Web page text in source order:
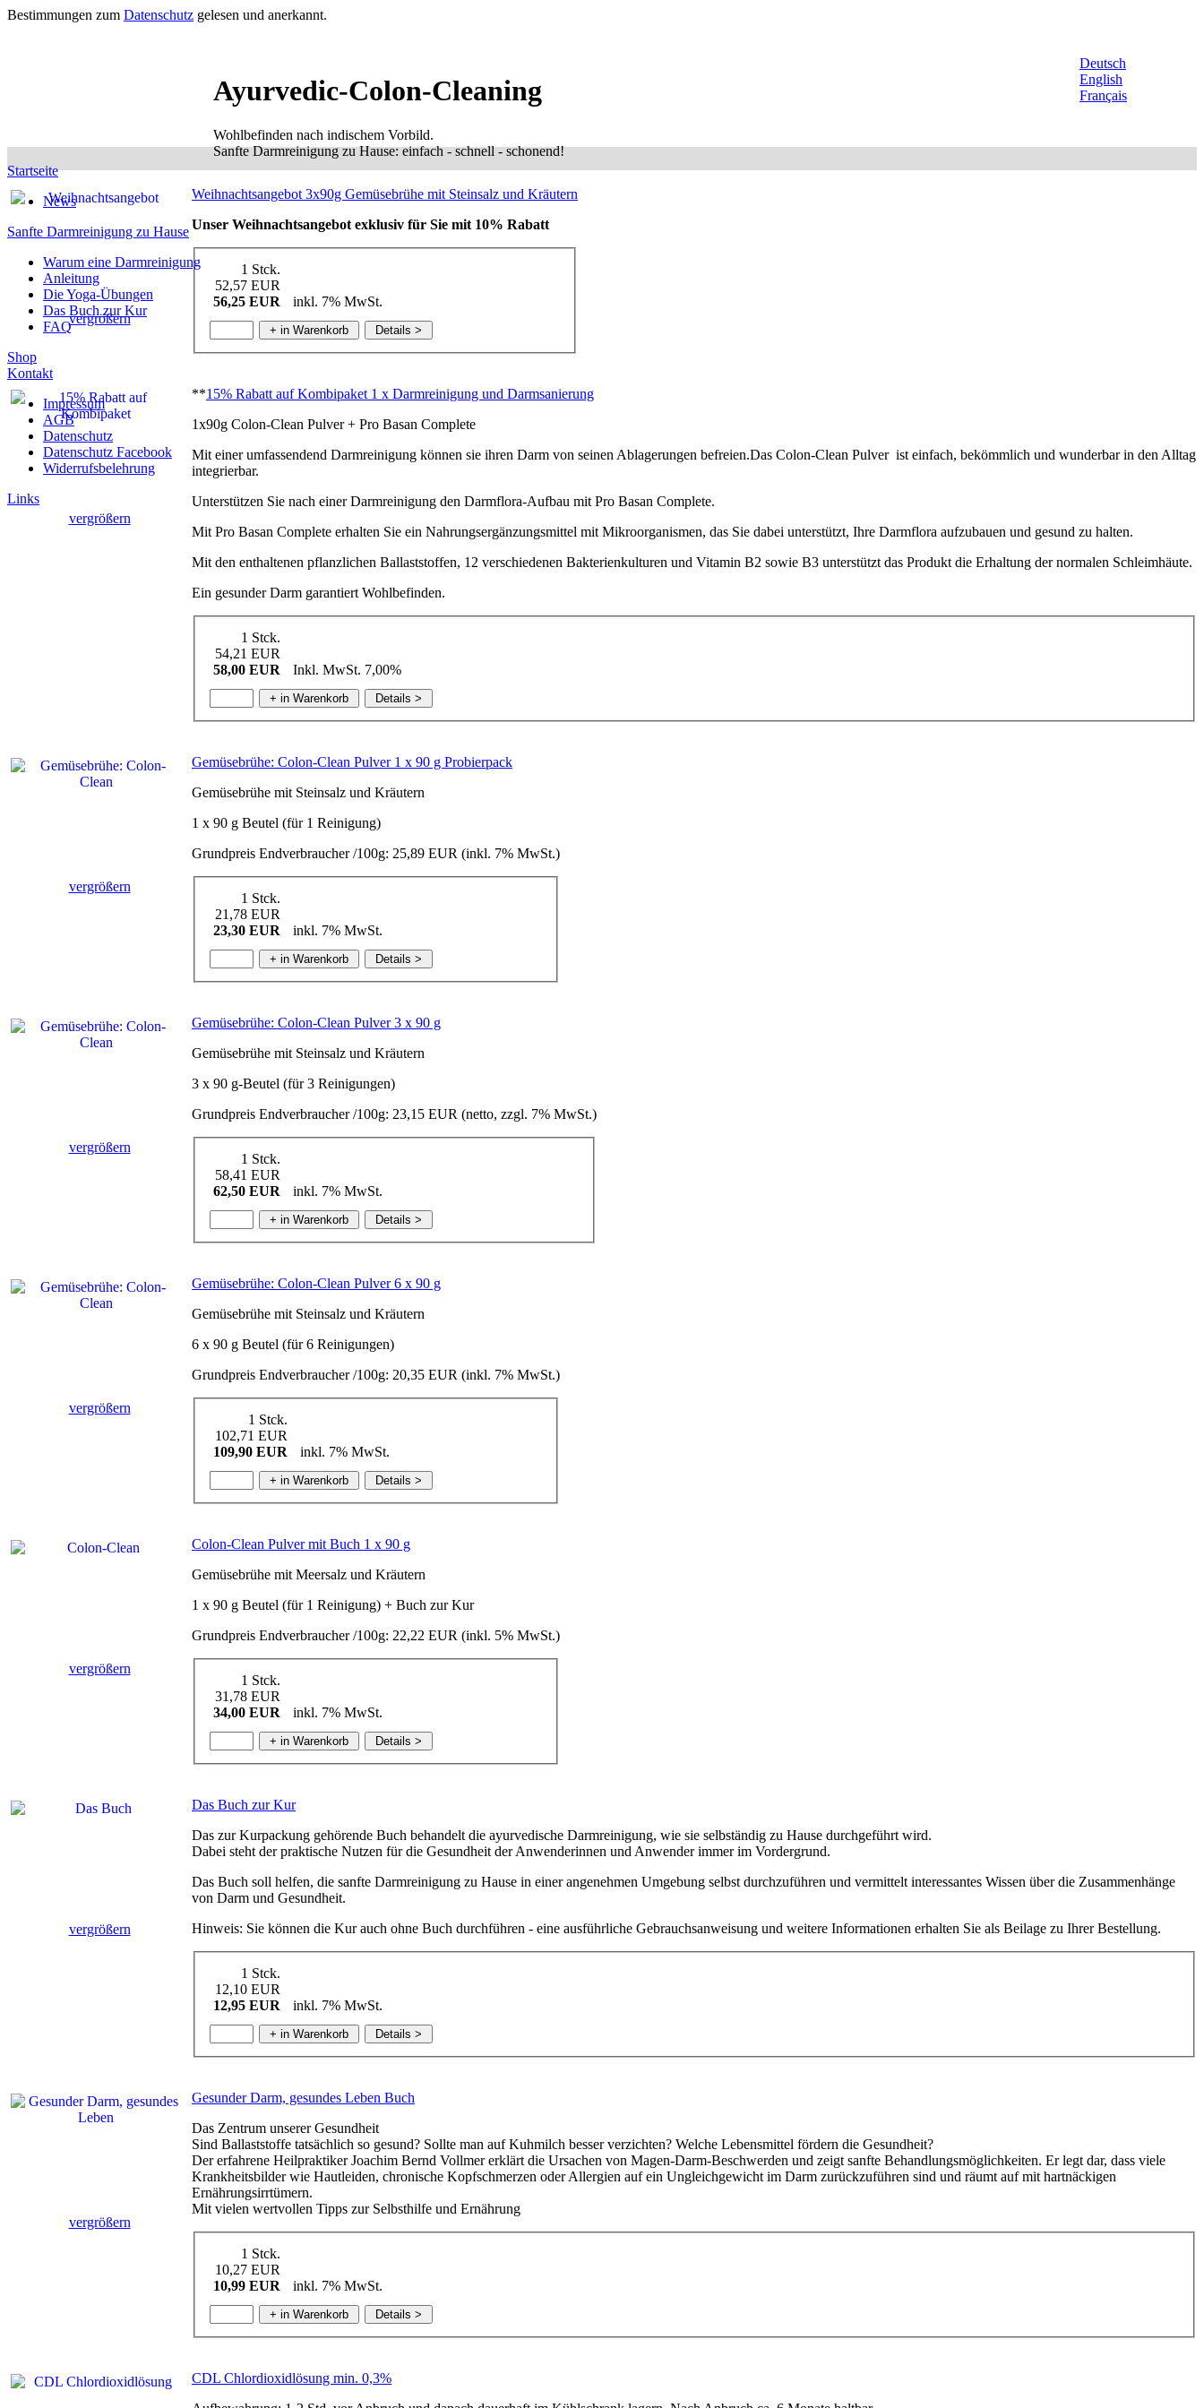
Bestimmungen zum Datenschutz gelesen und anerkannt.
Ayurvedic-Colon-Cleaning
Wohlbefinden nach indischem Vorbild.
Sanfte Darmreinigung zu Hause: einfach - schnell - schonend!
Deutsch
English
Français
Startseite
News
Sanfte Darmreinigung zu Hause
Warum eine Darmreinigung
Anleitung
Die Yoga-Übungen
Das Buch zur Kur
FAQ
Shop
Kontakt
Impressum
AGB
Datenschutz
Datenschutz Facebook
Widerrufsbelehrung
Links
vergrößern
Weihnachtsangebot 3x90g Gemüsebrühe mit Steinsalz und Kräutern
Unser Weihnachtsangebot exklusiv für Sie mit 10% Rabatt
1 Stck.
52,57 EUR
56,25 EUR
inkl. 7% MwSt.
vergrößern
**15% Rabatt auf Kombipaket 1 x Darmreinigung und Darmsanierung
1x90g Colon-Clean Pulver + Pro Basan Complete
Mit einer umfassendend Darmreinigung können sie ihren Darm von seinen Ablagerungen befreien.Das Colon-Clean Pulver ist einfach, bekömmlich und wunderbar in den Alltag
integrierbar.
Unterstützen Sie nach einer Darmreinigung den Darmflora-Aufbau mit Pro Basan Complete.
Mit Pro Basan Complete erhalten Sie ein Nahrungsergänzungsmittel mit Mikroorganismen, das Sie dabei unterstützt, Ihre Darmflora aufzubauen und gesund zu halten.
Mit den enthaltenen pflanzlichen Ballaststoffen, 12 verschiedenen Bakterienkulturen und Vitamin B2 sowie B3 unterstützt das Produkt die Erhaltung der normalen Schleimhäute.
Ein gesunder Darm garantiert Wohlbefinden.
1 Stck.
54,21 EUR
58,00 EUR
Inkl. MwSt. 7,00%
vergrößern
Gemüsebrühe: Colon-Clean Pulver 1 x 90 g Probierpack
Gemüsebrühe mit Steinsalz und Kräutern
1 x 90 g Beutel (für 1 Reinigung)
Grundpreis Endverbraucher /100g: 25,89 EUR (inkl. 7% MwSt.)
1 Stck.
21,78 EUR
23,30 EUR
inkl. 7% MwSt.
vergrößern
Gemüsebrühe: Colon-Clean Pulver 3 x 90 g
Gemüsebrühe mit Steinsalz und Kräutern
3 x 90 g-Beutel (für 3 Reinigungen)
Grundpreis Endverbraucher /100g: 23,15 EUR (netto, zzgl. 7% MwSt.)
1 Stck.
58,41 EUR
62,50 EUR
inkl. 7% MwSt.
vergrößern
Gemüsebrühe: Colon-Clean Pulver 6 x 90 g
Gemüsebrühe mit Steinsalz und Kräutern
6 x 90 g Beutel (für 6 Reinigungen)
Grundpreis Endverbraucher /100g: 20,35 EUR (inkl. 7% MwSt.)
1 Stck.
102,71 EUR
109,90 EUR
inkl. 7% MwSt.
vergrößern
Colon-Clean Pulver mit Buch 1 x 90 g
Gemüsebrühe mit Meersalz und Kräutern
1 x 90 g Beutel (für 1 Reinigung) + Buch zur Kur
Grundpreis Endverbraucher /100g: 22,22 EUR (inkl. 5% MwSt.)
1 Stck.
31,78 EUR
34,00 EUR
inkl. 7% MwSt.
vergrößern
Das Buch zur Kur
Das zur Kurpackung gehörende Buch behandelt die ayurvedische Darmreinigung, wie sie selbständig zu Hause durchgeführt wird.
Dabei steht der praktische Nutzen für die Gesundheit der Anwenderinnen und Anwender immer im Vordergrund.
Das Buch soll helfen, die sanfte Darmreinigung zu Hause in einer angenehmen Umgebung selbst durchzuführen und vermittelt interessantes Wissen über die Zusammenhänge
von Darm und Gesundheit.
Hinweis: Sie können die Kur auch ohne Buch durchführen - eine ausführliche Gebrauchsanweisung und weitere Informationen erhalten Sie als Beilage zu Ihrer Bestellung.
1 Stck.
12,10 EUR
12,95 EUR
inkl. 7% MwSt.
vergrößern
Gesunder Darm, gesundes Leben Buch
Das Zentrum unserer Gesundheit
Sind Ballaststoffe tatsächlich so gesund? Sollte man auf Kuhmilch besser verzichten? Welche Lebensmittel fördern die Gesundheit?
Der erfahrene Heilpraktiker Joachim Bernd Vollmer erklärt die Ursachen von Magen-Darm-Beschwerden und zeigt sanfte Behandlungsmöglichkeiten. Er legt dar, dass viele
Krankheitsbilder wie Hautleiden, chronische Kopfschmerzen oder Allergien auf ein Ungleichgewicht im Darm zurückzuführen sind und räumt auf mit hartnäckigen
Ernährungsirrtümern.
Mit vielen wertvollen Tipps zur Selbsthilfe und Ernährung
1 Stck.
10,27 EUR
10,99 EUR
inkl. 7% MwSt.
CDL Chlordioxidlösung min. 0,3%